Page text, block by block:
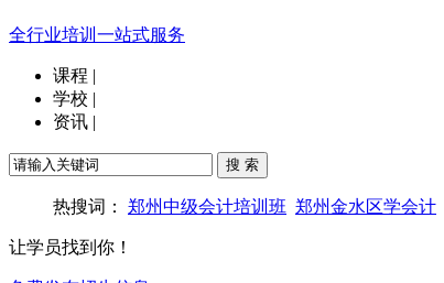
全行业培训一站式服务
课程 |
学校 |
资讯 |
热搜词： 郑州中级会计培训班 郑州金水区学会计
让学员找到你！